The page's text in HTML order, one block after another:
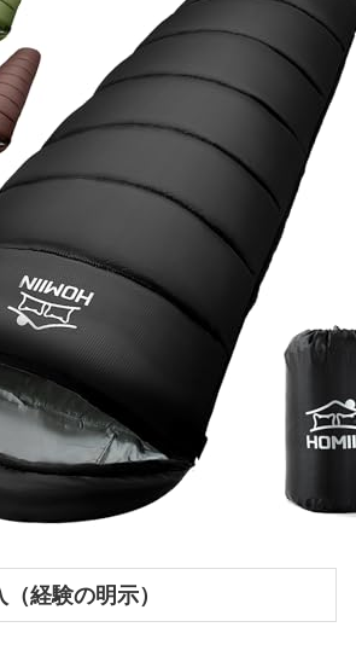
経験の明示）